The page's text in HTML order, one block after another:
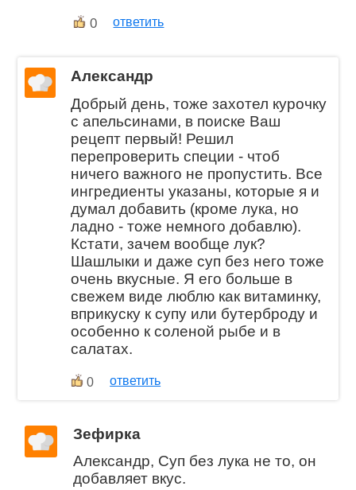
0 ответить
Александр
Добрый день, тоже захотел курочку
с апельсинами, в поиске Ваш
рецепт первый! Решил
перепроверить специи - чтоб
ничего важного не пропустить. Все
ингредиенты указаны, которые я и
думал добавить (кроме лука, но
ладно - тоже немного добавлю).
Кстати, зачем вообще лук?
Шашлыки и даже суп без него тоже
очень вкусные. Я его больше в
свежем виде люблю как витаминку,
вприкуску к супу или бутерброду и
особенно к соленой рыбе и в
салатах.
0 ответить
Зефирка
Александр, Суп без лука не то, он
добавляет вкус.